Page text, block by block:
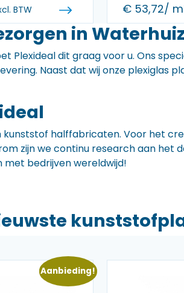
BTW €53,72/
in
Plexideal dit graag voor u. Ons
Naast dat wij onze plexiglas
halffabricaten. Voor het
zijn we continu research aan
met bedrijven wereldwijd!
Aanbieding!